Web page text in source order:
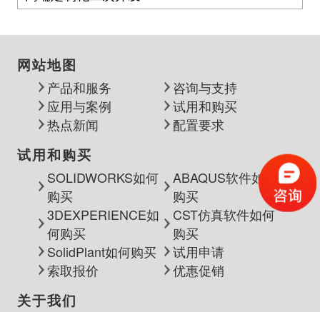
网站地图
产品和服务
咨询与支持
应用与案例
试用和购买
热点新闻
配置要求
试用和购买
SOLIDWORKS如何
购买
ABAQUS软件如何
购买
3DEXPERIENCE如
何购买
CST仿真软件如何
购买
SolidPlant如何购买
试用申请
索取报价
优惠促销
关于我们